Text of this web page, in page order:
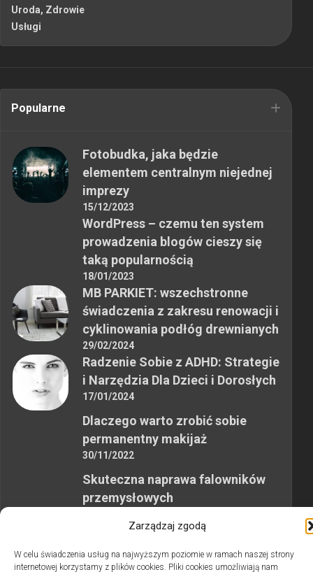
Zarządzaj zgodą
W celu świadczenia usług na najwyższym poziomie w ramach naszej strony
internetowej korzystamy z plików cookies. Pliki cookies umożliwiają nam
Uroda, Zdrowie
Usługi
Popularne
Fotobudka, jaka będzie
elementem centralnym niejednej
imprezy
15/12/2023
WordPress – czemu ten system
prowadzenia blogów cieszy się
taką popularnością
18/01/2023
MB PARKIET: wszechstronne
świadczenia z zakresu renowacji i
cyklinowania podłóg drewnianych
29/02/2024
Radzenie Sobie z ADHD: Strategie
i Narzędzia Dla Dzieci i Dorosłych
17/01/2024
Dlaczego warto zrobić sobie
permanentny makijaż
30/11/2022
Skuteczna naprawa falowników
przemysłowych